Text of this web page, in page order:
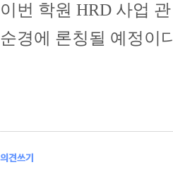
이번 학원 HRD 사업
순경에 론칭될 예정이